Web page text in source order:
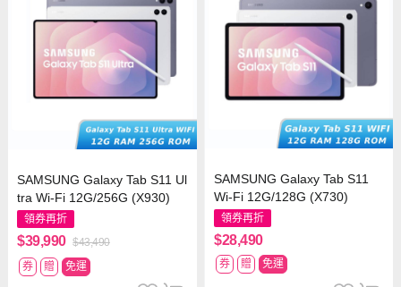
SAMSUNG Galaxy Tab S11 Ul
tra Wi-Fi 12G/256G (X930)
領券再折
$39,990 $43,490
券
贈 免運
SAMSUNG Galaxy Tab S11
Wi-Fi 12G/128G (X730)
領券再折
$28,490
券 贈 免運